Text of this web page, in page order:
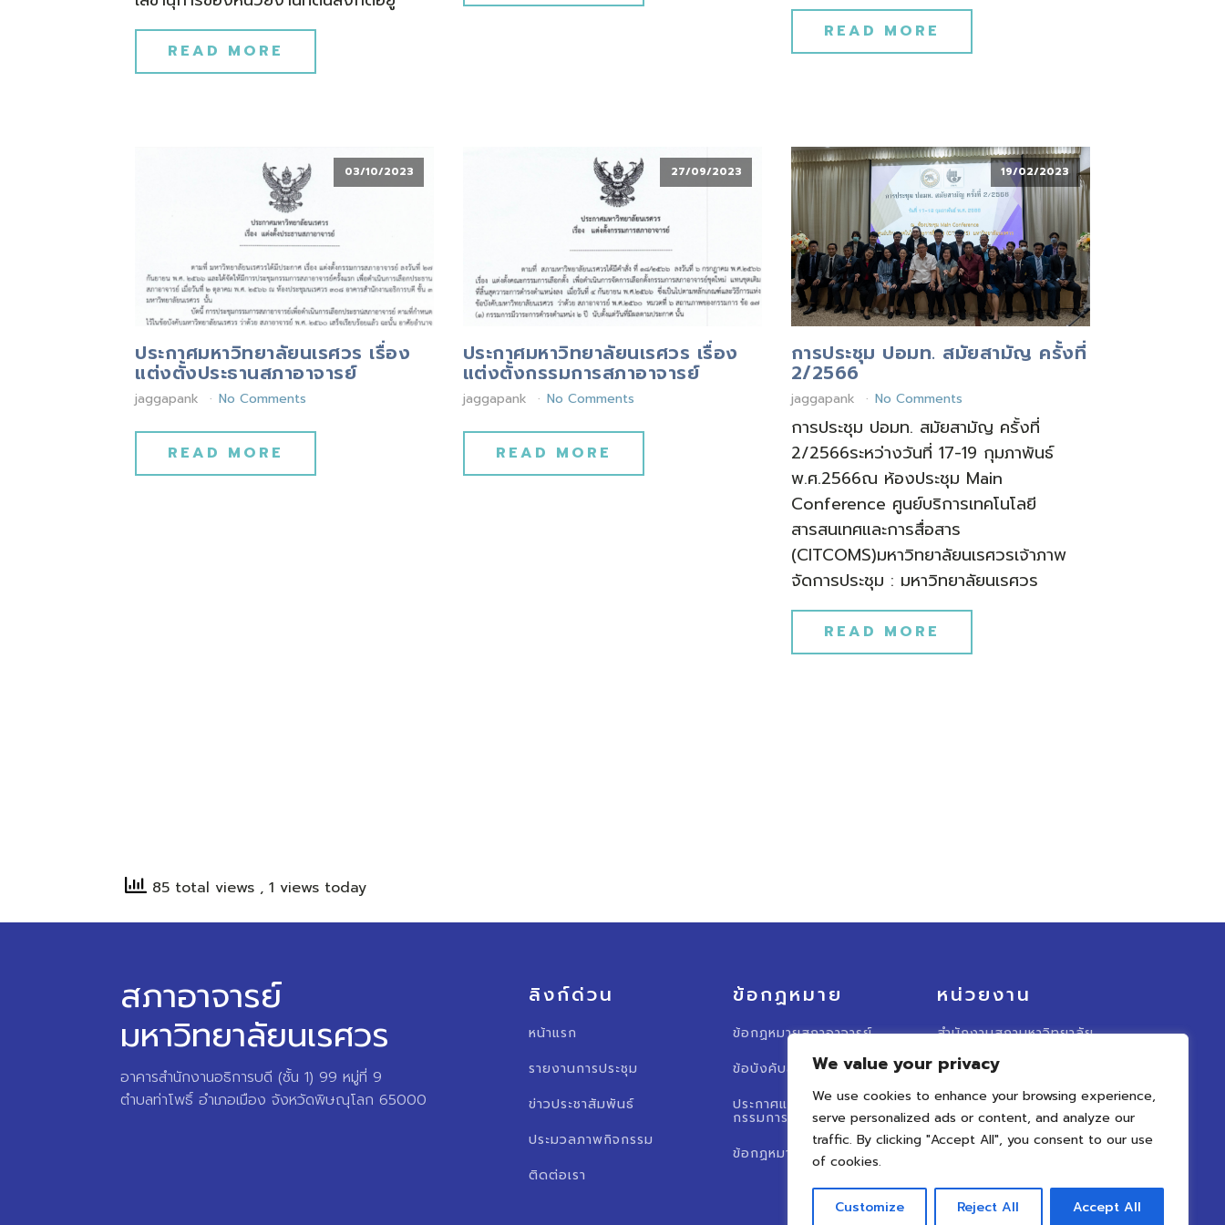
We value your privacy
We use cookies to enhance your browsing experience,
serve personalized ads or content, and analyze our
traffic. By clicking "Accept All", you consent to our use
of cookies.
Customize Reject All Accept All
READ MORE
READ MORE
03/10/2023
ประกาศมหาวิทยาลัยนเรศวร เรื่อง
แต่งตั้งประธานสภาอาจารย์
jaggapank No Comments
READ MORE
27/09/2023
ประกาศมหาวิทยาลัยนเรศวร เรื่อง
แต่งตั้งกรรมการสภาอาจารย์
jaggapank No Comments
READ MORE
19/02/2023
การประชุม ปอมท. สมัยสามัญ ครั้งที่
2/2566
jaggapank No Comments
การประชุม ปอมท. สมัยสามัญ ครั้งที่
2/2566ระหว่างวันที่ 17-19 กุมภาพันธ์
พ.ศ.2566ณ ห้องประชุม Main
Conference ศูนย์บริการเทคโนโลยี
สารสนเทศและการสื่อสาร
(CITCOMS)มหาวิทยาลัยนเรศวรเจ้าภาพ
จัดการประชุม : มหาวิทยาลัยนเรศวร
READ MORE
85 total views , 1 views today
สภาอาจารย์
มหาวิทยาลัยนเรศวร
อาคารสำนักงานอธิการบดี (ชั้น 1) 99 หมู่ที่ 9
ตำบลท่าโพธิ์ อำเภอเมือง จังหวัดพิษณุโลก 65000
ลิงก์ด่วน
หน้าแรก
รายงานการประชุม
ข่าวประชาสัมพันธ์
ประมวลภาพกิจกรรม
ติดต่อเรา
ข้อกฏหมาย
ข้อกฏหมายสภาอาจารย์
ข้อบังคับสภาอาจารย์
ประกาศแต่งตั้งคณะ
กรรมการสภาอาจารย์
ข้อกฏหมายอื่น ๆ
หน่วยงาน
สำนักงานสภามหาวิทยาลัย
มหาวิทยาลัยนเรศวร
รวบเว็บไซต์สภาคณาจารย์